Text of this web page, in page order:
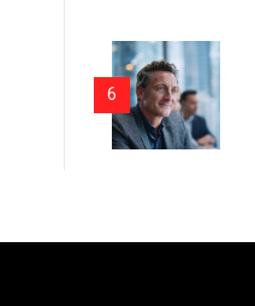
6